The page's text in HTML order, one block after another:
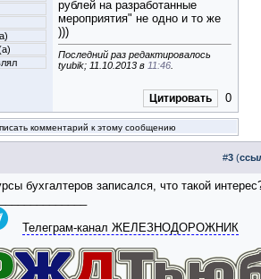
рублей на разработанные
мероприятия" не одно и то же
)))
Последний раз редактировалось
tyubik; 11.10.2013 в 11:46
Цитировать 0
комментарий к этому сообщению
#3 (
бухгалтеров записался, что такой
Телеграм-канал ЖЕЛЕЗНОДОРОЖНИК